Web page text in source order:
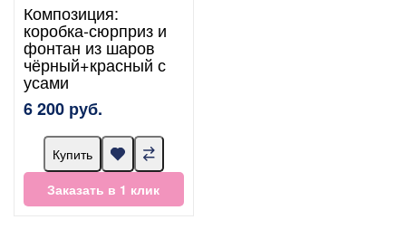
Композиция:
коробка-сюрприз и
фонтан из шаров
чёрный+красный с
усами
6 200 руб.
Купить
Заказать в 1 клик